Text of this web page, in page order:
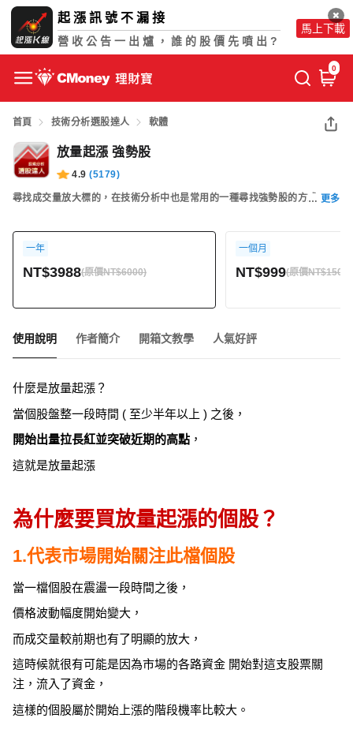
起漲訊號不漏接
營收公告一出爐，誰的股價先噴出?
馬上下載
0
首頁 技術分析選股達人 軟體
放量起漲 強勢股
4.9 (5179)
更多
尋找成交量放大標的，在技術分析中也是常用的一種尋找強勢股的方式，因
中篩選找出這樣的標的...
一年
NT$3988(原價NT$6000)
一個月
NT$999(原價NT$1500)
使用說明 作者簡介 開箱文教學 人氣好評
什麼是放量起漲？
當個股盤整一段時間 ( 至少半年以上 ) 之後，
開始出量拉長紅並突破近期的高點 ，
這就是放量起漲
為什麼要買放量起漲的個股？
1.代表市場開始關注此檔個股
當一檔個股在震盪一段時間之後，
價格波動幅度開始變大，
而成交量較前期也有了明顯的放大，
這時候就很有可能是因為市場的各路資金 開始對這支股票關
注，流入了資金，
這樣的個股屬於開始上漲的階段機率比較大。